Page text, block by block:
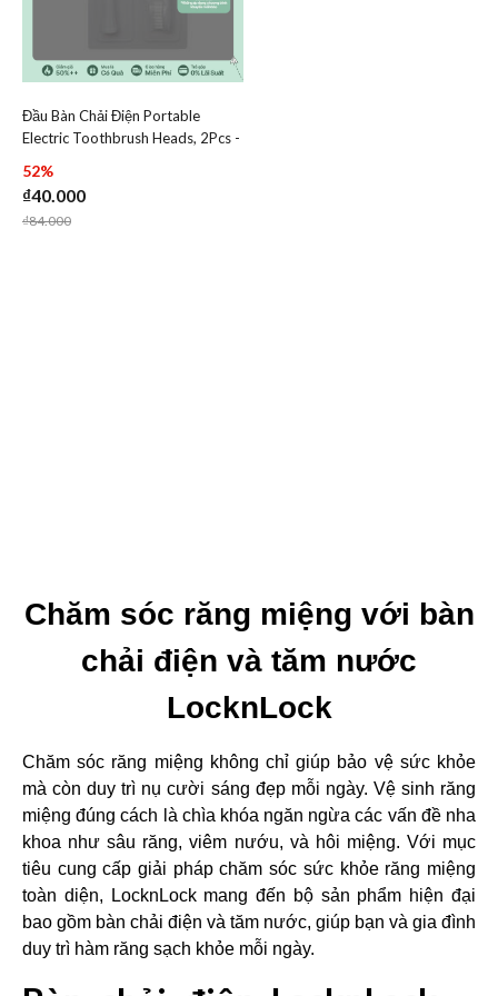
Add Đầu Bàn Chải Điện Portable Electric Toothbrush
Add Đầu Bàn Chải Điện Portable Electric
Đầu Bàn Chải Điện Portable
Electric Toothbrush Heads, 2Pcs -
ENR536WHT
52%
₫40.000
Price reduced from
₫84.000to
Chăm sóc răng miệng với bàn
chải điện và tăm nước
LocknLock
Chăm sóc răng miệng không chỉ giúp bảo vệ sức khỏe
mà còn duy trì nụ cười sáng đẹp mỗi ngày. Vệ sinh răng
miệng đúng cách là chìa khóa ngăn ngừa các vấn đề nha
khoa như sâu răng, viêm nướu, và hôi miệng. Với mục
tiêu cung cấp giải pháp chăm sóc sức khỏe răng miệng
toàn diện, LocknLock mang đến bộ sản phẩm hiện đại
bao gồm bàn chải điện và tăm nước, giúp bạn và gia đình
duy trì hàm răng sạch khỏe mỗi ngày.